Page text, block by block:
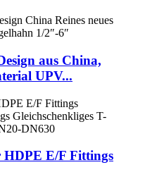
aus China,
UPV...
HDPE E/F Fittings